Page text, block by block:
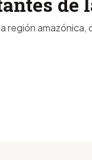
región amazónica,